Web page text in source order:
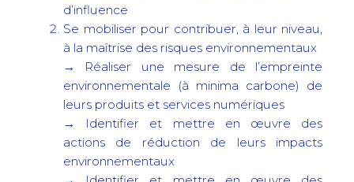
d’influence
Se mobiliser pour contribuer, à leur niveau,
à la maîtrise des risques environnementaux
→ Réaliser une mesure de l’empreinte
environnementale (à minima carbone) de
leurs produits et services numériques
→ Identifier et mettre en œuvre des
actions de réduction de leurs impacts
environnementaux